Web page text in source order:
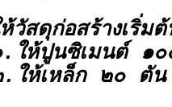
ห้วัสดุก่อสร้างเริ่ม
.ให้ปูนซิเมนต์ ๑
.ให้เหล็ก ๒๐ ตัน